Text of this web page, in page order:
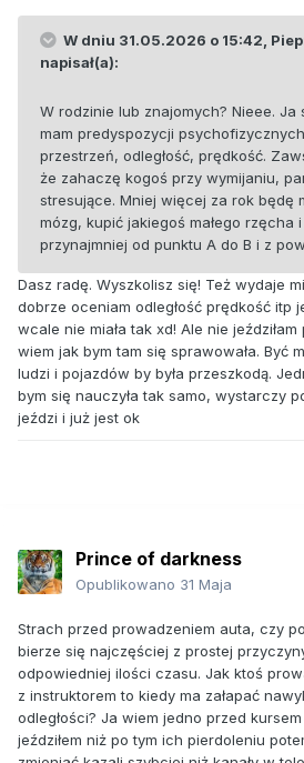
W dniu 31.05.2026 o 15:42,
napisał(a):
W rodzinie lub znajomych? Nieee. Ja
mam predyspozycji
przestrzeń, odległość, prędkość.
że zahaczę kogoś przy wymijaniu,
stresujące. Mniej więcej za rok będę
mózg, kupić jakiegoś małego rzęcha
przynajmniej od punktu A do B i z
Dasz radę. Wyszkolisz się! Też wydaje
dobrze oceniam odległość prędkość itp
wcale nie miała tak xd! Ale nie
wiem jak bym tam się sprawowała. Być
ludzi i pojazdów by była przeszkodą.
bym się nauczyła tak samo, wystarczy
jeździ i już jest ok
Prince of darkness
Opublikowano 31 Maja
Strach przed prowadzeniem auta, czy
bierze się najczęściej z prostej
odpowiedniej ilości czasu. Jak ktoś
z instruktorem to kiedy ma załapać
odległości? Ja wiem jedno przed
jeździłem niż po tym ich pierdoleniu